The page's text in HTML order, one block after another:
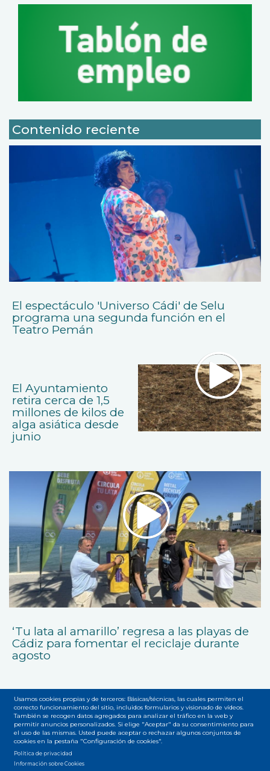
Contenido reciente
El espectáculo 'Universo Cádi' de Selu
programa una segunda función en el
Teatro Pemán
El Ayuntamiento
retira cerca de 1,5
millones de kilos de
alga asiática desde
junio
‘Tu lata al amarillo’ regresa a las playas de
Cádiz para fomentar el reciclaje durante
agosto
Menú
Accesibilidad Privacidad Legal Cookies
Usamos cookies propias y de terceros: Básicas/técnicas, las cuales permiten el
correcto funcionamiento del sitio, incluidos formularios y visionado de vídeos.
También se recogen datos agregados para analizar el tráfico en la web y
permitir anuncios personalizados. Si elige "Aceptar" da su consentimiento para
el uso de las mismas. Usted puede aceptar o rechazar algunos conjuntos de
cookies en la pestaña "Configuración de cookies".
Política de privacidad
Información sobre Cookies